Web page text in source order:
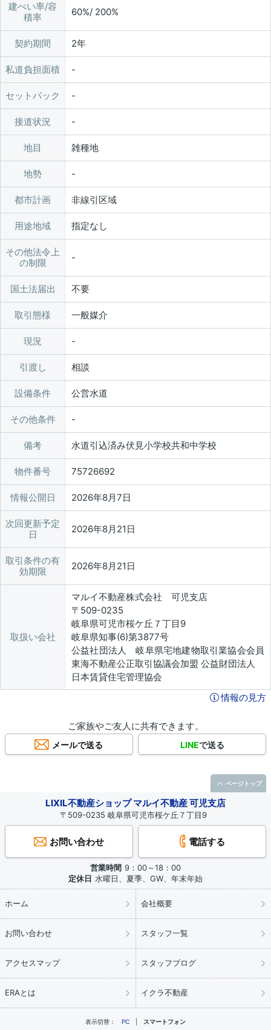
建ぺい率/容
積率
60%/ 200%
契約期間 2年
私道負担面積
セットバック
接道状況
地目 雑種地
地勢
都市計画 非線引区域
用途地域 指定なし
その他法令上
の制限
国土法届出 不要
取引態様 一般媒介
現況
引渡し 相談
設備条件 公営水道
その他条件
備考 水道引込済み伏見小学校共和中学校
物件番号 75726692
情報公開日 2026年8月7日
次回更新予定
日
2026年8月21日
取引条件の有
効期限
2026年8月21日
取扱い会社
マルイ不動産株式会社 可児支店
〒509-0235
岐阜県可児市桜ケ丘７丁目9
岐阜県知事(6)第3877号
公益社団法人 岐阜県宅地建物取引業協会会員
東海不動産公正取引協議会加盟 公益財団法人
日本賃貸住宅管理協会
情報の見方
ご家族やご友人に共有できます。
メールで送る LINEで送る
LIXIL不動産ショップ マルイ不動産 可児支店
〒509-0235 岐阜県可児市桜ケ丘７丁目9
お問い合わせ 電話する
営業時間 9：00～18：00
定休日 水曜日、夏季、GW、年末年始
ホーム 会社概要
お問い合わせ スタッフ一覧
アクセスマップ スタッフブログ
ERAとは イクラ不動産
表示切替： PC スマートフォン
ページトップ